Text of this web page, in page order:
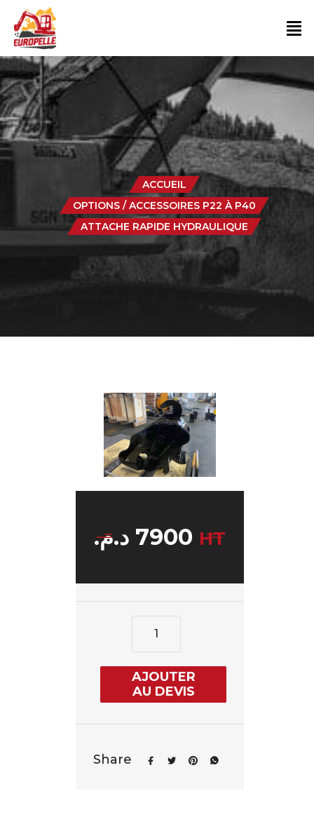
ACCUEIL
OPTIONS / ACCESSOIRES P22 À P40
ATTACHE RAPIDE HYDRAULIQUE
7900 د.م. HT
AJOUTER
AU DEVIS
Share